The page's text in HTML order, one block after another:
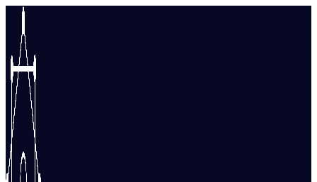
Перейти
содержимому